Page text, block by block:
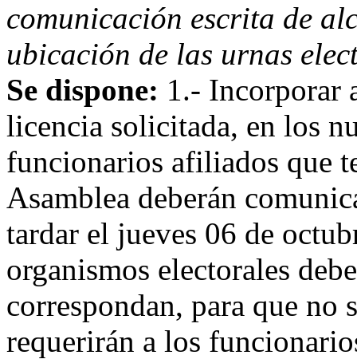
comunicación escrita de
ubicación de las urnas
Se dispone: 1.- Incorporar
licencia solicitada, en los
funcionarios afiliados que
Asamblea deberán
tardar el jueves 06 de
organismos electorales
correspondan, para que
requerirán a los